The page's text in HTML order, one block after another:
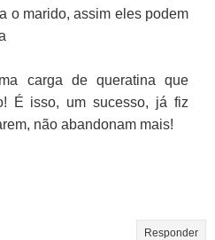
o marido, assim eles podem
carga de queratina que
É isso, um sucesso, já fiz
não abandonam mais!
Responder